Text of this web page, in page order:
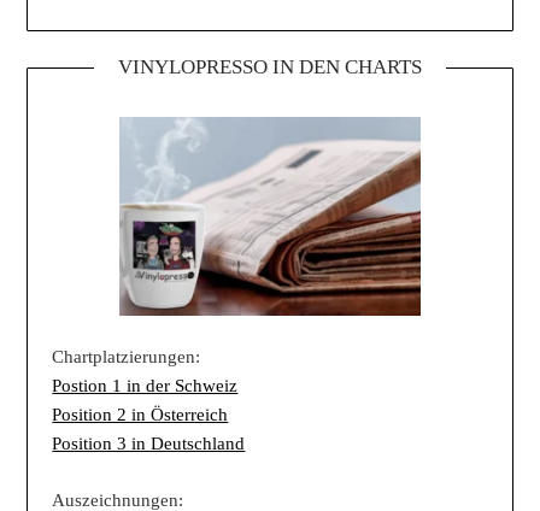
VINYLOPRESSO IN DEN CHARTS
Chartplatzierungen:
Postion 1 in der Schweiz
Position 2 in Österreich
Position 3 in Deutschland
Auszeichnungen: